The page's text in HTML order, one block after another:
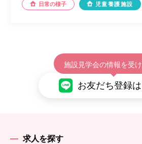
日常の様子 児童養護施設
施設見学会の情報を受け
お友だち登録
求人を探す